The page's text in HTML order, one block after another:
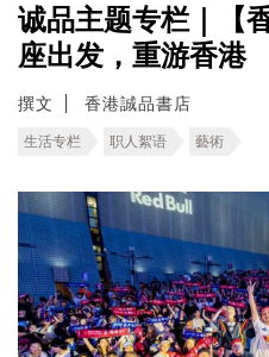
诚品主题专栏｜【
座出发，重游香港
撰文 香港誠品書店
生活专栏 职人絮语 藝術